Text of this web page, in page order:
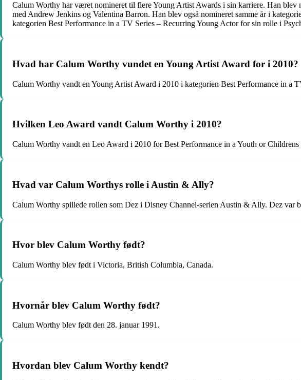
Calum Worthy har været nomineret til flere Young Artist Awards i sin karriere. Han
med Andrew Jenkins og Valentina Barron. Han blev også nomineret samme år i
kategorien Best Performance in a TV Series – Recurring Young Actor for sin rolle i
Hvad har Calum Worthy vundet en Young Artist Award for i 2010?
Calum Worthy vandt en Young Artist Award i 2010 i kategorien Best Performance in
Hvilken Leo Award vandt Calum Worthy i 2010?
Calum Worthy vandt en Leo Award i 2010 for Best Performance in a Youth or
Hvad var Calum Worthys rolle i Austin & Ally?
Calum Worthy spillede rollen som Dez i Disney Channel-serien Austin & Ally. Dez var
Hvor blev Calum Worthy født?
Calum Worthy blev født i Victoria, British Columbia, Canada.
Hvornår blev Calum Worthy født?
Calum Worthy blev født den 28. januar 1991.
Hvordan blev Calum Worthy kendt?